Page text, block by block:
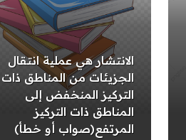
الانتشار هي عملية انتقال
الجزيئات من المناطق ذات
التركيز المنخفض إلى
المناطق ذات التركيز
المرتفع(صواب أو خطأ)